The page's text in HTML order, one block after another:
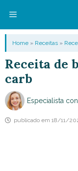
conteúdo
Menu
Home » Receitas »
Receita de
carb
Especialista
publicado em 18/11/